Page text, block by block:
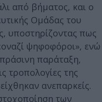
από βήματος, και ο
Ομάδας του
υποστηρίζοντας πως
ψηφοφόροι», ενώ
παράταξη,
τροπολογίες της
ανεπαρκείς.
των